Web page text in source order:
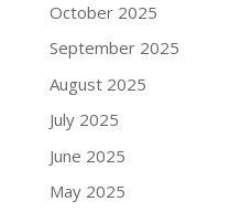
October 2025
September 2025
August 2025
July 2025
June 2025
May 2025